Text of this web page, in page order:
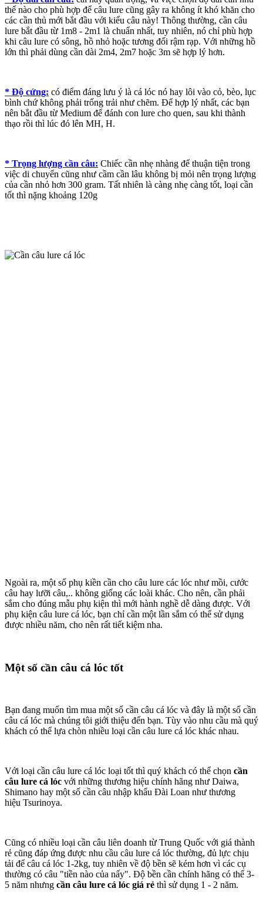
thế nào cho phù hợp để câu lure cũng gây ra không ít khó khăn cho
các cần thủ mới bắt đầu với kiểu câu này! Thông thường, cần câu
lure bắt đầu từ 1m8 - 2m1 là chuẩn nhất, tuy nhiên, nó chỉ phù hợp
khi câu lure có sông, hồ nhỏ hoặc tương đối rậm rạp. Với những hồ
lớn thì phải dùng cần dài 2m4, 2m7 hoặc 3m sẽ hợp lý hơn.
* Độ cứng: có điểm đáng lưu ý là cá lóc nó hay lôi vào cỏ, bèo, lục
bình chứ không phải trống trải như chẽm. Để hợp lý nhất, các bạn
nên bắt đầu từ Medium để đánh con lure cho quen, sau khi thành
thạo rồi thì lúc đó lên MH, H.
* Trọng lượng cần câu: Chiếc cần nhẹ nhàng để thuận tiện trong
việc di chuyển cũng như cầm cần lâu không bị mỏi nên trọng lượng
của cần nhỏ hơn 300 gram. Tất nhiên là càng nhẹ càng tốt, loại cần
tốt thì nặng khoảng 120g
Ngoài ra, một số phụ kiền cần cho câu lure các lóc như mồi, cước
câu hay lưỡi câu,.. không giống các loài khác. Cho nên, cần phải
sắm cho đúng mẫu phụ kiện thì mới hành nghề dễ dàng được. Với
phụ kiện câu lure cá lóc, bạn chỉ cần một lần sắm có thể sử dụng
được nhiều năm, cho nên rất tiết kiệm nha.
Một số cần câu cá lóc tốt
Bạn đang muốn tìm mua một số cần câu cá lóc và đây là một số cần
câu cá lóc mà chúng tôi giới thiệu đến bạn. Tùy vào nhu cầu mà quý
khách có thể lựa chòn nhiều loại cần câu lure cá lóc khác nhau.
Với loại cần câu lure cá lóc loại tốt thì quý khách có thể chọn cần
câu lure cá lóc với những thương hiệu chính hãng như Daiwa,
Shimano hay một số cần câu nhập khẩu Đài Loan như thương
hiệu Tsurinoya.
Cũng có nhiều loại cần câu liên doanh từ Trung Quốc với giá thành
rẻ cũng đáp ứng được nhu cầu câu lure cá lóc thường, đủ lực chịu
tải để câu cá lóc 1-2kg, tuy nhiên về độ bền sẽ kém hơn vì các cụ
thường có câu "tiền nào của nấy". Độ bền cần chính hãng có thể 3-
5 năm nhưng cần câu lure cá lóc giá rẻ thì sử dụng 1 - 2 năm.